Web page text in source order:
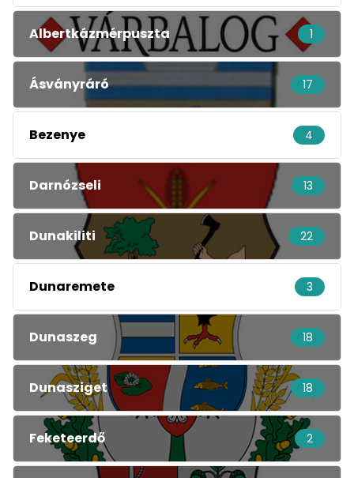
Albertkázmérpuszta 1
Ásványráró 17
Bezenye 4
Darnózseli 13
Dunakiliti 22
Dunaremete 3
Dunaszeg 18
Dunasziget 18
Feketeerdő 2